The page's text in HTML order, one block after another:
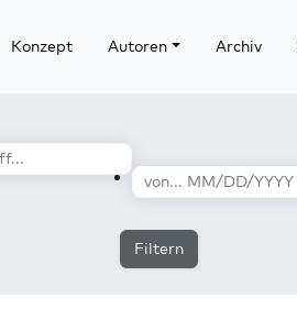
Konzept Autoren Archiv
Filtern